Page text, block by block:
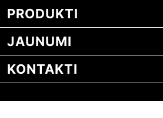
PRODUKTI
JAUNUMI
KONTAKTI